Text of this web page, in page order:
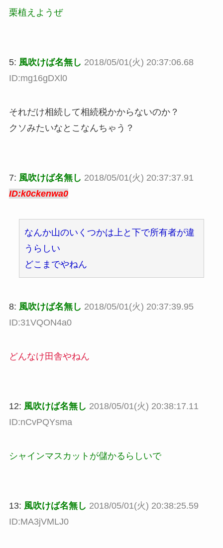
栗植えようぜ
5: 風吹けば名無し 2018/05/01(火) 20:37:06.68
ID:mg16gDXl0
それだけ相続して相続税かからないのか？
クソみたいなとこなんちゃう？
7: 風吹けば名無し 2018/05/01(火) 20:37:37.91
ID:k0ckenwa0
なんか山のいくつかは上と下で所有者が違
うらしい
どこまでやねん
8: 風吹けば名無し 2018/05/01(火) 20:37:39.95
ID:31VQON4a0
どんなけ田舎やねん
12: 風吹けば名無し 2018/05/01(火) 20:38:17.11
ID:nCvPQYsma
シャインマスカットが儲かるらしいで
13: 風吹けば名無し 2018/05/01(火) 20:38:25.59
ID:MA3jVMLJ0